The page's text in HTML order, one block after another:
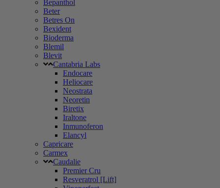
Bepanthol
Beter
Betres On
Bexident
Bioderma
Blemil
Blevit
Cantabria Labs
Endocare
Heliocare
Neostrata
Neoretin
Biretix
Iraltone
Inmunoferon
Elancyl
Capricare
Carmex
Caudalie
Premier Cru
Resveratrol [Lift]